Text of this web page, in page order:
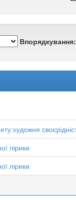
Впорядкування:
лірики
лірики